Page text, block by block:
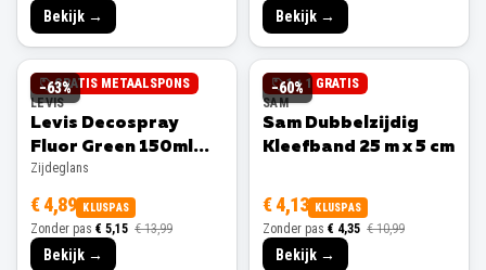
Bekijk → Bekijk →
−63%
GRATIS METAALSPONS
LEVIS
Levis Decospray
Fluor Green 150ml
Zijdeglans
Zijdeglans
€ 4,89 KLUSPAS
Zonder pas € 5,15 € 13,99
Bekijk →
−60%
1 + 1 GRATIS
SAM
Sam Dubbelzijdig
Kleefband 25 m x 5 cm
€ 4,13 KLUSPAS
Zonder pas € 4,35 € 10,99
Bekijk →